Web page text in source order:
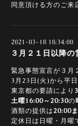
同意頂ける方のご来
2021-03-18 18:34:00
３月２１日以降の
緊急事態宣言が３月
3月23日(火)から平
東京都の要請により
土曜16:00～20:30の
酒類の提供は20:00
定休日は日曜・月曜